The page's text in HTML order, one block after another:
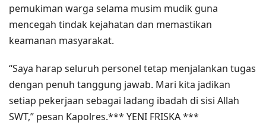
pemukiman warga selama musim mudik guna
mencegah tindak kejahatan dan memastikan
keamanan masyarakat.
“Saya harap seluruh personel tetap menjalankan tugas
dengan penuh tanggung jawab. Mari kita jadikan
setiap pekerjaan sebagai ladang ibadah di sisi Allah
SWT,” pesan Kapolres.*** YENI FRISKA ***